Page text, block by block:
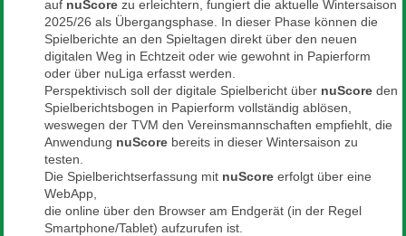
auf nuScorezu erleichtern, fungiert die aktuelle Wintersaison
2025/26 als Übergangsphase. In dieser Phase können die
Spielberichte an den Spieltagen direkt über den neuen
digitalen Weg in Echtzeit oder wie gewohnt in Papierform
oder über nuLiga erfasst werden.
Perspektivisch soll der digitale Spielbericht über nuScore den
Spielberichtsbogen in Papierform vollständig ablösen,
weswegen der TVM den Vereinsmannschaften empfiehlt, die
Anwendung nuScorebereits in dieser Wintersaison zu
testen.
Die Spielberichtserfassung mit nuScoreerfolgt über eine
WebApp,
die online über den Browser am Endgerät (in der Regel
Smartphone/Tablet) aufzurufen ist.